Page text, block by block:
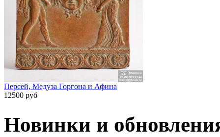
Персей, Медуза Горгона и Афина
12500 руб
Новинки и